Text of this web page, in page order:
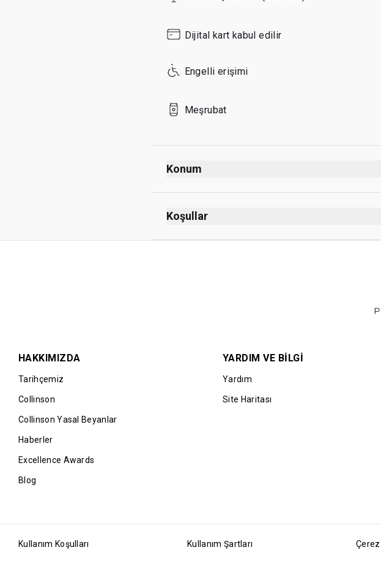
SundayDijital kart kabul edilir
Engelli erişimi
Meşrubat
Konum
Gidiş
Güvenlik kontrolünden sonra
Koşullar
Sigara içmek yasak (elektronik sigara dahil)
HAKKIMIZDA
Tarihçemiz
Collinson
Collinson Yasal Beyanlar
Haberler
Excellence Awards
Blog
YARDIM VE BILGI
Yardım
Site Haritası
Kullanım Koşulları Kullanım Şartları